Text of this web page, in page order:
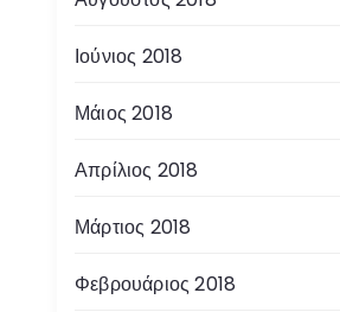
Ιούνιος 2018
Μάιος 2018
Απρίλιος 2018
Μάρτιος 2018
Φεβρουάριος 2018